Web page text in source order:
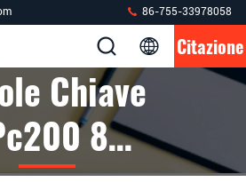
86-755-33978058
Citazione
Chiave
8